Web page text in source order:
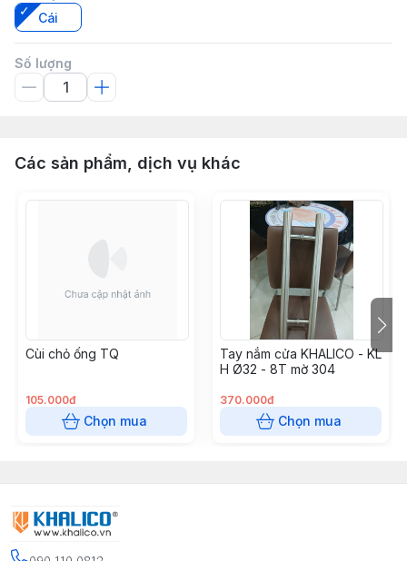
Cái
Số lượng
Các sản phẩm, dịch vụ khác
Cùi chỏ ống TQ
105.000đ
Chọn mua
Tay nắm cửa KHALICO - KL
H Ø32 - 8T mờ 304
370.000đ
Chọn mua